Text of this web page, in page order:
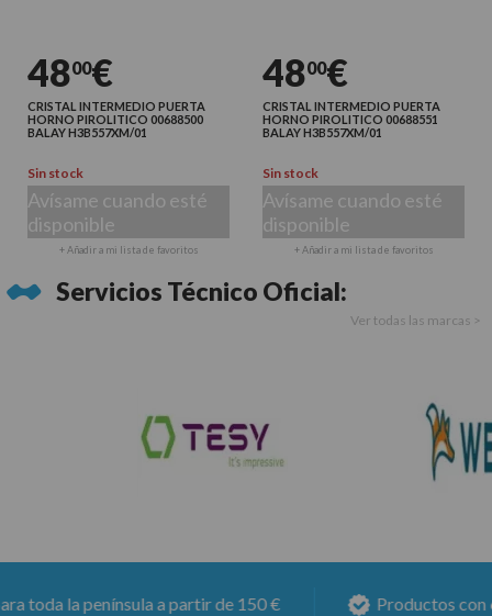
4800€
CRISTAL INTERMEDIO PUERTA
HORNO PIROLITICO 00688500
BALAY H3B557XM/01
Sin stock
Avísame cuando esté
disponible
+ Añadir a mi lista de favoritos
4800€
CRISTAL INTERMEDIO PUERTA
HORNO PIROLITICO 00688551
BALAY H3B557XM/01
Sin stock
Avísame cuando esté
disponible
+ Añadir a mi lista de favoritos
Servicios Técnico Oficial:
Ver todas las marcas >
la península a partir de 150 € Productos con6